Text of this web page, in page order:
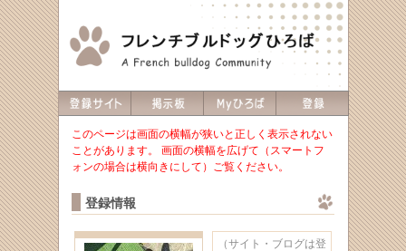
このページは画面の横幅が狭いと正しく表示されない
ことがあります。 画面の横幅を広げて（スマートフ
ォンの場合は横向きにして）ご覧ください。
登録情報
（サイト・ブログは登